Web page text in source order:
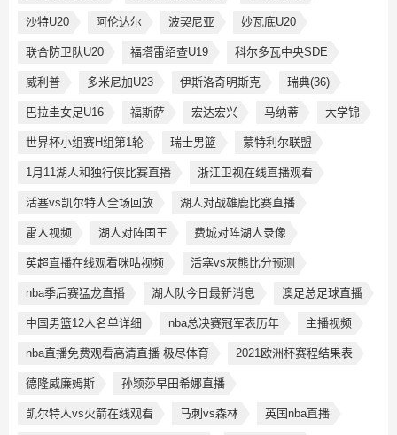
沙特U20 阿伦达尔 波契尼亚 妙瓦底U20
联合防卫队U20 福塔雷绍查U19 科尔多瓦中央SDE
威利普 多米尼加U23 伊斯洛奇明斯克 瑞典(36)
巴拉圭女足U16 福斯萨 宏达宏兴 马纳蒂 大学锦
世界杯小组赛H组第1轮 瑞士男篮 蒙特利尔联盟
1月11湖人和独行侠比赛直播 浙江卫视在线直播观看
活塞vs凯尔特人全场回放 湖人对战雄鹿比赛直播
雷人视频 湖人对阵国王 费城对阵湖人录像
英超直播在线观看咪咕视频 活塞vs灰熊比分预测
nba季后赛猛龙直播 湖人队今日最新消息 澳足总足球直播
中国男篮12人名单详细 nba总决赛冠军表历年 主播视频
nba直播免费观看高清直播 极尽体育 2021欧洲杯赛程结果表
德隆威廉姆斯 孙颖莎早田希娜直播
凯尔特人vs火箭在线观看 马刺vs森林 英国nba直播